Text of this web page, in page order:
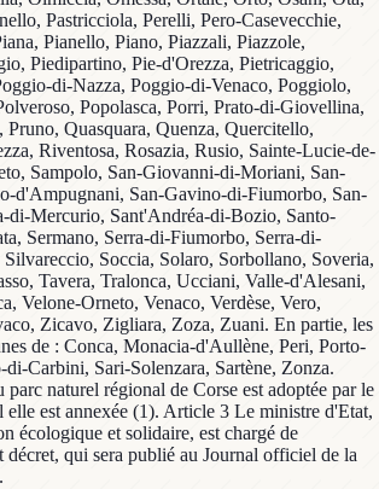
Pastricciola, Perelli, Pero-Casevecchie,
Pianello, Piano, Piazzali, Piazzole,
Piedipartino, Pie-d'Orezza, Pietricaggio,
di-Nazza, Poggio-di-Venaco, Poggiolo,
Popolasca, Porri, Prato-di-Giovellina,
Quasquara, Quenza, Quercitello,
Riventosa, Rosazia, Rusio, Sainte-Lucie-de-
Sampolo, San-Giovanni-di-Moriani, San-
d'Ampugnani, San-Gavino-di-Fiumorbo, San-
di-Mercurio, Sant'Andréa-di-Bozio, Santo-
Sermano, Serra-di-Fiumorbo, Serra-di-
Silvareccio, Soccia, Solaro, Sorbollano, Soveria,
Tavera, Tralonca, Ucciani, Valle-d'Alesani,
Velone-Orneto, Venaco, Verdèse, Vero,
Zicavo, Zigliara, Zoza, Zuani. En partie, les
de : Conca, Monacia-d'Aullène, Peri, Porto-
Carbini, Sari-Solenzara, Sartène, Zonza.
naturel régional de Corse est adoptée par le
elle est annexée (1). Article 3 Le ministre d'Etat,
écologique et solidaire, est chargé de
décret, qui sera publié au Journal officiel de la